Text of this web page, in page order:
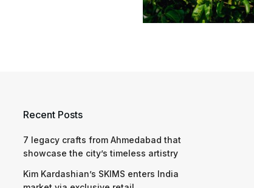
Recent Posts
7 legacy crafts from Ahmedabad that
showcase the city’s timeless artistry
Kim Kardashian’s SKIMS enters India